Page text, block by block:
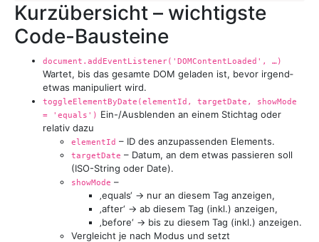
Kurzübersicht – wichtigste
Code-Bausteine
document.addEventListener('DOMContentLoaded', …)
Wartet, bis das gesamte DOM geladen ist, bevor irgend­
etwas manipuliert wird.
toggleElementByDate(elementId, targetDate, showMode
= 'equals') Ein-/Ausblenden an einem Stichtag oder
relativ dazu
elementId – ID des anzupassenden Elements.
targetDate – Datum, an dem etwas passieren soll
(ISO-String oder Date).
showMode –
‚equals‘ → nur an diesem Tag anzeigen,
‚after‘ → ab diesem Tag (inkl.) anzeigen,
‚before‘ → bis zu diesem Tag (inkl.) anzeigen.
Vergleicht je nach Modus und setzt